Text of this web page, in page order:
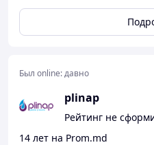
порог безопасности. Что
электрические печи для
Был online:давно
plinap
Рейтинг не
14 лет на Prom.md